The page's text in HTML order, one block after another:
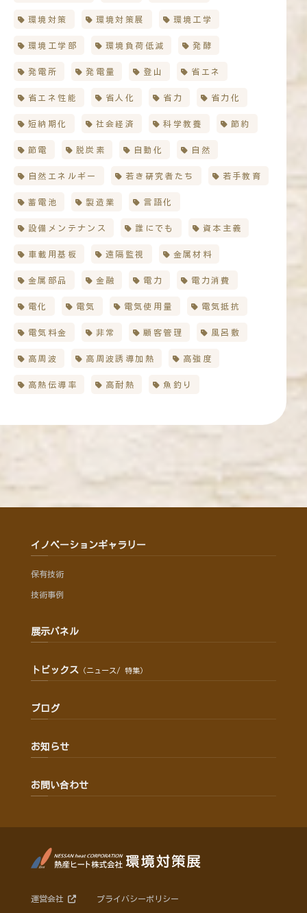
環境対策 環境対策展 環境工学
環境工学部 環境負荷低減 発酵
発電所 発電量 登山 省エネ
省エネ性能 省人化 省力 省力化
短納期化 社会経済 科学教養 節約
節電 脱炭素 自動化 自然
自然エネルギー 若き研究者たち 若手教育
蓄電池 製造業 言語化
設備メンテナンス 誰にでも 資本主義
車載用基板 遠隔監視 金属材料
金属部品 金融 電力 電力消費
電化 電気 電気使用量 電気抵抗
電気料金 非常 顧客管理 風呂敷
高周波 高周波誘導加熱 高強度
高熱伝導率 高耐熱 魚釣り
イノベーションギャラリー
保有技術
技術事例
展示パネル
トピックス （ニュース/ 特集）
ブログ
お知らせ
お問い合わせ
運営会社 プライバシーポリシー